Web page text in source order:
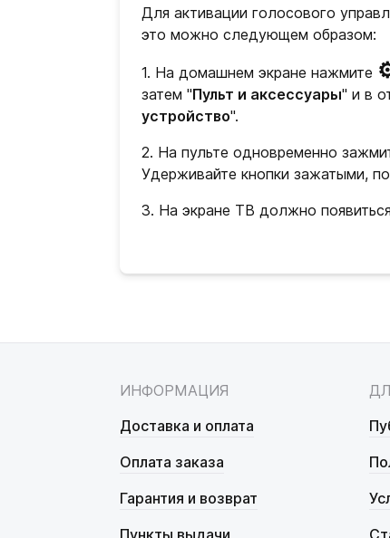
Для активации голосового
это можно следующем образом:
1. На домашнем экране нажмите
затем "Пульт и аксессуары" и в
устройство".
2. На пульте одновременно
Удерживайте кнопки зажатыми,
3. На экране ТВ должно
ИНФОРМАЦИЯ
Доставка и оплата
Оплата заказа
Гарантия и возврат
Пункты выдачи